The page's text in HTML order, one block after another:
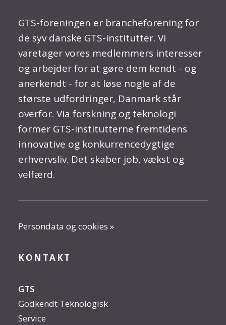
GTS-foreningen er brancheforening for
de syv danske GTS-institutter. Vi
varetager vores medlemmers interesser
og arbejder for at gøre dem kendt - og
anerkendt - for at løse nogle af de
største udfordringer, Danmark står
overfor. Via forskning og teknologi
former GTS-institutterne fremtidens
innovative og konkurrencedygtige
erhvervsliv. Det skaber job, vækst og
velfærd.
Persondata og cookies »
KONTAKT
GTS
Godkendt Teknologisk
Service